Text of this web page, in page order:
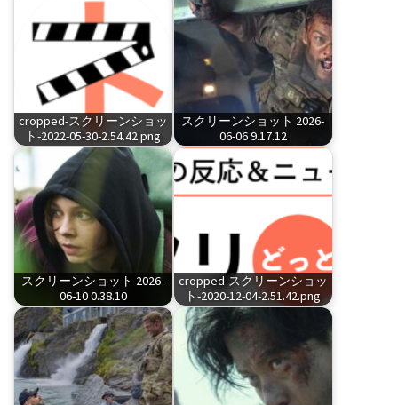
cropped-スクリーンショッ
ト-2022-05-30-2.54.42.png
スクリーンショット 2026-
06-06 9.17.12
スクリーンショット 2026-
06-10 0.38.10
cropped-スクリーンショッ
ト-2020-12-04-2.51.42.png